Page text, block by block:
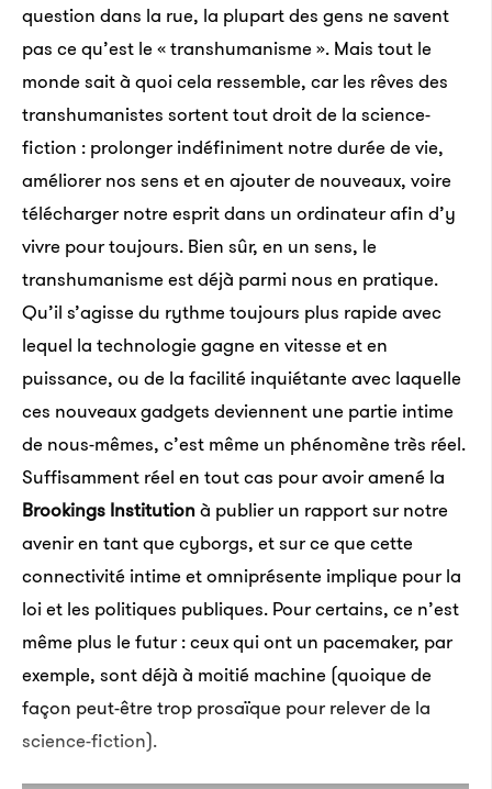
question dans la rue, la plupart des gens ne savent
pas ce qu’est le « transhumanisme ». Mais tout le
monde sait à quoi cela ressemble, car les rêves des
transhumanistes sortent tout droit de la science-
fiction : prolonger indéfiniment notre durée de vie,
améliorer nos sens et en ajouter de nouveaux, voire
télécharger notre esprit dans un ordinateur afin d’y
vivre pour toujours. Bien sûr, en un sens, le
transhumanisme est déjà parmi nous en pratique.
Qu’il s’agisse du rythme toujours plus rapide avec
lequel la technologie gagne en vitesse et en
puissance, ou de la facilité inquiétante avec laquelle
ces nouveaux gadgets deviennent une partie intime
de nous-mêmes, c’est même un phénomène très réel.
Suffisamment réel en tout cas pour avoir amené la
Brookings Institutionà publier un rapport sur notre
avenir en tant que cyborgs, et sur ce que cette
connectivité intime et omniprésente implique pour la
loi et les politiques publiques. Pour certains, ce n’est
même plus le futur : ceux qui ont un pacemaker, par
exemple, sont déjà à moitié machine (quoique de
façon peut-être trop prosaïque pour relever de la
science-fiction).